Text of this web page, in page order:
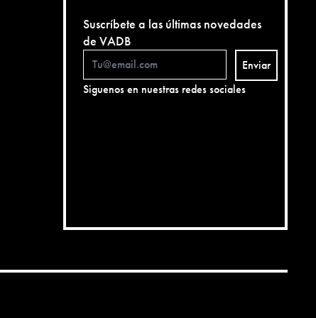
Suscríbete a las últimas novedades
de VADB
Enviar
Siguenos en nuestras redes sociales